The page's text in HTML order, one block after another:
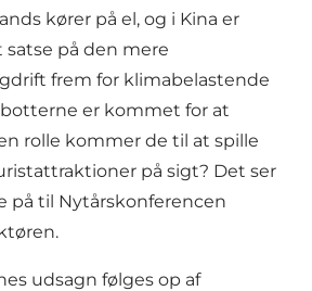
kører på el, og i Kina er
på den mere
frem for klimabelastende
er kommet for at
rolle kommer de til at spille
på sigt? Det ser
på til Nytårskonferencen
udsagn følges op af